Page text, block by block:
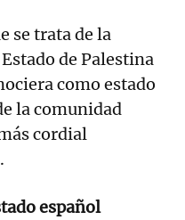
se trata de la
de Palestina
como estado
la comunidad
cordial
español